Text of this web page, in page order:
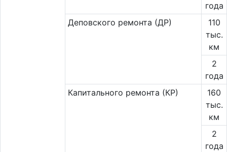
года
Деповского ремонта (ДР)
110
тыс.
км
2
года
Капитального ремонта (КР)
160
тыс.
км
2
года